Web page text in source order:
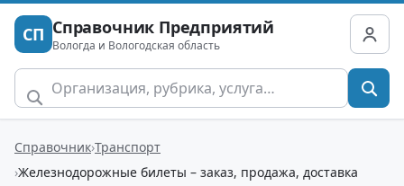
СП Справочник Предприятий
Вологда и Вологодская область
Справочник Транспорт
Железнодорожные билеты – заказ, продажа, доставка